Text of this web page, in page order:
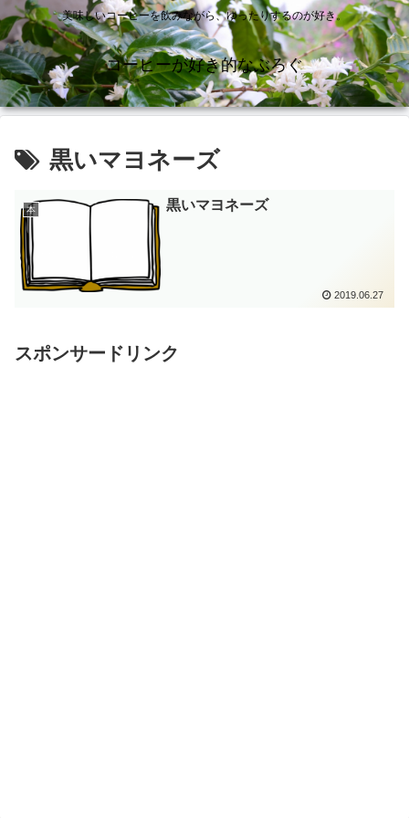
美味しいコーヒーを飲みながら、ゆったりするのが好き。
コーヒーが好き的なぶろぐ
黒いマヨネーズ
本 黒いマヨネーズ
2019.06.27
スポンサードリンク